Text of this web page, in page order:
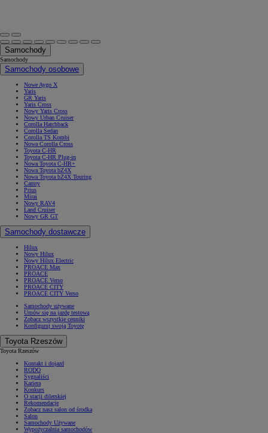
Samochody
Samochody
Samochody osobowe
Nowe Aygo X
Yaris
GR Yaris
Yaris Cross
Nowy Yaris Cross
Nowy Urban Cruiser
Corolla Hatchback
Corolla Sedan
Corolla TS Kombi
Nowa Corolla Cross
Toyota C-HR
Toyota C-HR Plug-in
Nowa Toyota C-HR+
Nowa Toyota bZ4X
Nowa Toyota bZ4X Touring
Camry
Prius
Mirai
Nowy RAV4
Land Cruiser
Nowy GR GT
Samochody dostawcze
Hilux
Nowy Hilux
Nowy Hilux Electric
PROACE Max
PROACE
PROACE Verso
PROACE CITY
PROACE CITY Verso
Samochody używane
Umów się na jazdę testową
Zobacz wszystkie cenniki
Konfiguruj swoją Toyotę
Toyota Rzeszów
Toyota Rzeszów
Kontakt i dojazd
RODO
Sygnaliści
Kariera
Konkurs
O stacji dilerskiej
Rekomendacje
Zobacz nasz salon od środka
Salon
Samochody Używane
Wypożyczalnia samochodów